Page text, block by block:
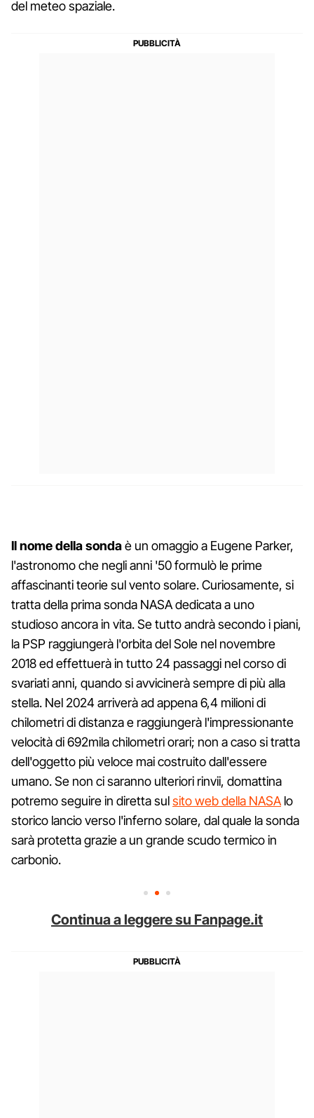
del meteo spaziale.
Il nome della sondaè un omaggio a Eugene Parker,
l'astronomo che negli anni '50 formulò le prime
affascinanti teorie sul vento solare. Curiosamente, si
tratta della prima sonda NASA dedicata a uno
studioso ancora in vita. Se tutto andrà secondo i piani,
la PSP raggiungerà l'orbita del Sole nel novembre
2018 ed effettuerà in tutto 24 passaggi nel corso di
svariati anni, quando si avvicinerà sempre di più alla
stella. Nel 2024 arriverà ad appena 6,4 milioni di
chilometri di distanza e raggiungerà l'impressionante
velocità di 692mila chilometri orari; non a caso si tratta
dell'oggetto più veloce mai costruito dall'essere
umano. Se non ci saranno ulteriori rinvii, domattina
potremo seguire in diretta sulsito web della NASA lo
storico lancio verso l'inferno solare, dal quale la sonda
sarà protetta grazie a un grande scudo termico in
carbonio.
Continua a leggere su Fanpage.it